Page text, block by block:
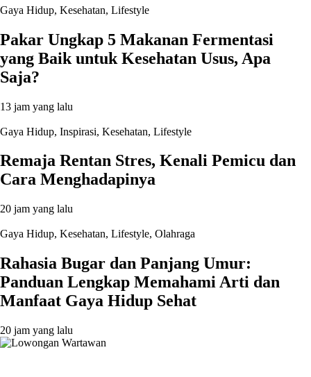
Gaya Hidup, Kesehatan, Lifestyle
Pakar Ungkap 5 Makanan Fermentasi
yang Baik untuk Kesehatan Usus, Apa
Saja?
13 jam yang lalu
Gaya Hidup, Inspirasi, Kesehatan, Lifestyle
Remaja Rentan Stres, Kenali Pemicu dan
Cara Menghadapinya
20 jam yang lalu
Gaya Hidup, Kesehatan, Lifestyle, Olahraga
Rahasia Bugar dan Panjang Umur:
Panduan Lengkap Memahami Arti dan
Manfaat Gaya Hidup Sehat
20 jam yang lalu